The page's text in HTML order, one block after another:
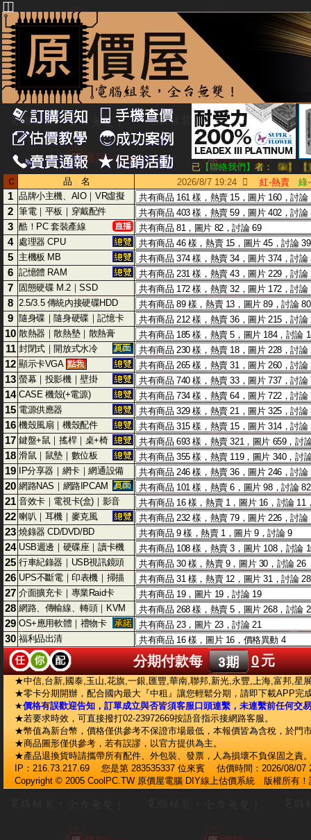
已 【聯絡我們】 者：
【黃琮◎ 08/07 21:58】 【
Ｃ
品 名 2026/8/7 19:24  紅-熱賣 綠
1 品牌小主機、AIO｜VR虛擬
2 筆電｜平板｜穿戴配件
3 酷！PC 套裝產線
4 處理器 CPU
5 主機板 MB
6 記憶體 RAM
7 固態硬碟 M.2｜SSD
8 2.5/3.5 傳統內接硬碟HDD
9 隨身碟｜隨身硬碟｜記憶卡
10 散熱器｜散熱墊｜散熱膏
11 封閉式｜開放式水冷
12 顯示卡VGA
13 螢幕｜投影機｜壁掛
14 CASE 機殼(+電源)
15 電源供應器
16 機殼風扇｜機殼配件
17 鍵盤+鼠｜搖桿｜桌+椅
18 滑鼠｜鼠墊｜數位板
19 IP分享器｜網卡｜網通設備
20 網路NAS｜網路IPCAM
21 音效卡｜電視卡(盒)｜影音
22 喇叭｜耳機｜麥克風
23 燒錄器 CD/DVD/BD
24 USB週邊｜硬碟座｜讀卡機
25 行車紀錄器｜USB視訊鏡頭
26 UPS不斷電｜印表機｜掃描
27 介面擴充卡｜專業Raid卡
28 網路、傳輸線、轉頭｜KVM
29 OS+應用軟體｜禮物卡
30 福利品出清
分期付款每 0元
★中信,台新,國泰,玉山,花旗,一銀,匯豐,華南,聯邦,新光,永豐,上海,富邦,星
★零卡分期開辦，配合國內最大『中租』讓您輕鬆分期，請即下載APP完
★價格有誤歡迎告知，訂單成立與否皆須客服口頭連繫，未連繫前任何交
★若要求時效，可直接撥打02-23972669按語音指示接網路客服。
★幣值為新台幣，價格僅供參考不保證市場最低，本報價皆為含稅，於門
★商品圖形僅供參考，若有誤謬，以官方提供為主。
★產品退換貨時請攜帶所有配件、外包裝、發票，人為損壞不負保固之責
IP：216.73.217.69 您是第 283535337 位來賓 估價時間：2026/08/07
Copyright © 2005 CoolPC.TW 原價屋電腦 DIY線上估價系統 版權所有！
◫